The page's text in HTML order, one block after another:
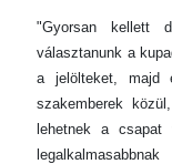
"Gyorsan kellett
választanunk a
a jelölteket, majd
szakemberek
lehetnek a csapat